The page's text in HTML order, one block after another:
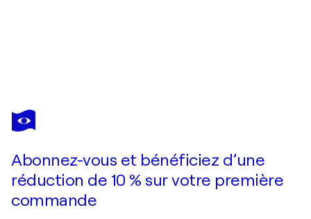
ALESIA YEREMEYEVA
Stormy Evening
Abonnez-vous et bénéficiez d’une
réduction de 10 % sur votre première
commande